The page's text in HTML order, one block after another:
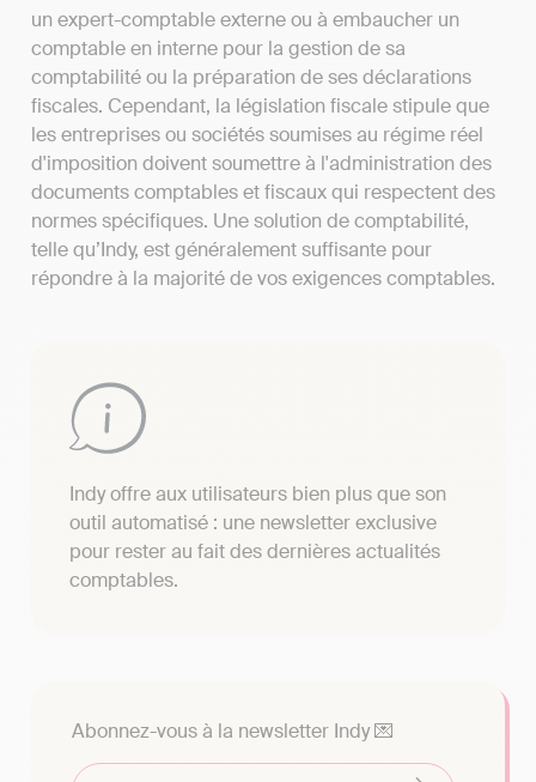
un expert-comptable externe ou à embaucher un
comptable en interne pour la gestion de sa
comptabilité ou la préparation de ses déclarations
fiscales. Cependant, la législation fiscale stipule que
les entreprises ou sociétés soumises au régime réel
d'imposition doivent soumettre à l'administration des
documents comptables et fiscaux qui respectent des
normes spécifiques. Une solution de comptabilité,
telle qu’Indy, est généralement suffisante pour
répondre à la majorité de vos exigences comptables.
Indy offre aux utilisateurs bien plus que son
outil automatisé : une newsletter exclusive
pour rester au fait des dernières actualités
comptables.
Abonnez-vous à la newsletter Indy 💌